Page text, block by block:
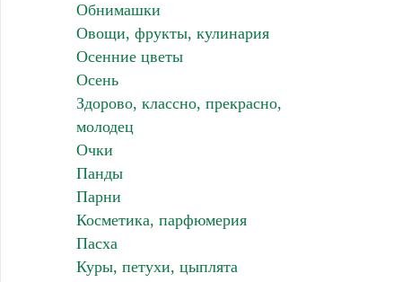
Обнимашки
Овощи, фрукты, кулинария
Осенние цветы
Осень
Здорово, классно, прекрасно,
молодец
Очки
Панды
Парни
Косметика, парфюмерия
Пасха
Куры, петухи, цыплята